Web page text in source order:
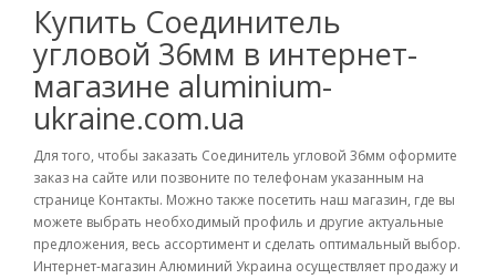
Купить Соединитель
угловой 36мм в интернет-
магазине aluminium-
ukraine.com.ua
Для того, чтобы заказать Соединитель угловой 36мм оформите
заказ на сайте или позвоните по телефонам указанным на
странице Контакты. Можно также посетить наш магазин, где вы
можете выбрать необходимый профиль и другие актуальные
предложения, весь ассортимент и сделать оптимальный выбор.
Интернет-магазин Алюминий Украина осуществляет продажу и